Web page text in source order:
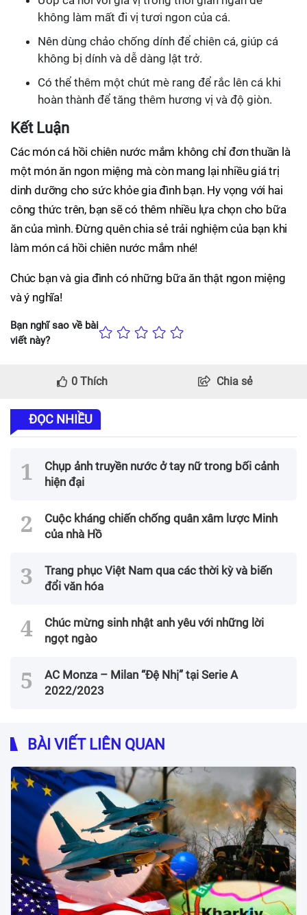
không làm mất đi vị tươi ngon của cá.
Nên dùng chảo chống dính để chiên cá, giúp cá
không bị dính và dễ dàng lật trở.
Có thể thêm một chút mè rang để rắc lên cá khi
hoàn thành để tăng thêm hương vị và độ giòn.
Kết Luận
Các món cá hồi chiên nước mắm không chỉ đơn thuần là
một món ăn ngon miệng mà còn mang lại nhiều giá trị
dinh dưỡng cho sức khỏe gia đình bạn. Hy vọng với hai
công thức trên, bạn sẽ có thêm nhiều lựa chọn cho bữa
ăn của mình. Đừng quên chia sẻ trải nghiệm của bạn khi
làm món cá hồi chiên nước mắm nhé!
Chúc bạn và gia đình có những bữa ăn thật ngon miệng
và ý nghĩa!
Bạn nghĩ sao về bài
viết này?
0 Thích Chia sẻ
ĐỌC NHIỀU
Chụp ảnh truyền nước ở tay nữ trong bối cảnh
hiện đại
Cuộc kháng chiến chống quân xâm lược Minh
của nhà Hồ
Trang phục Việt Nam qua các thời kỳ và biến
đổi văn hóa
Chúc mừng sinh nhật anh yêu với những lời
ngọt ngào
AC Monza – Milan “Đệ Nhị” tại Serie A
2022/2023
BÀI VIẾT LIÊN QUAN